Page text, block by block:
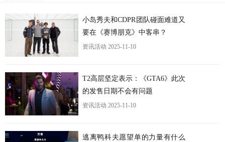
小岛秀夫和CDPR团队碰面难道又
要在《赛博朋克》中客串？
资讯活动 2025-11-10
T2高层坚定表示：《GTA6》此次
的发售日期不会有问题
资讯活动 2025-11-10
逃离鸭科夫愿望单的力量有什么